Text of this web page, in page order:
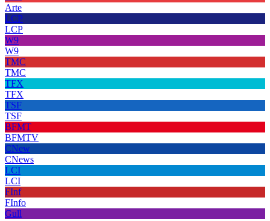
Arte
LCP
LCP
W9
W9
TMC
TMC
TFX
TFX
TSF
TSF
BFMT
BFMTV
CNew
CNews
LCI
LCI
FInf
FInfo
Gull